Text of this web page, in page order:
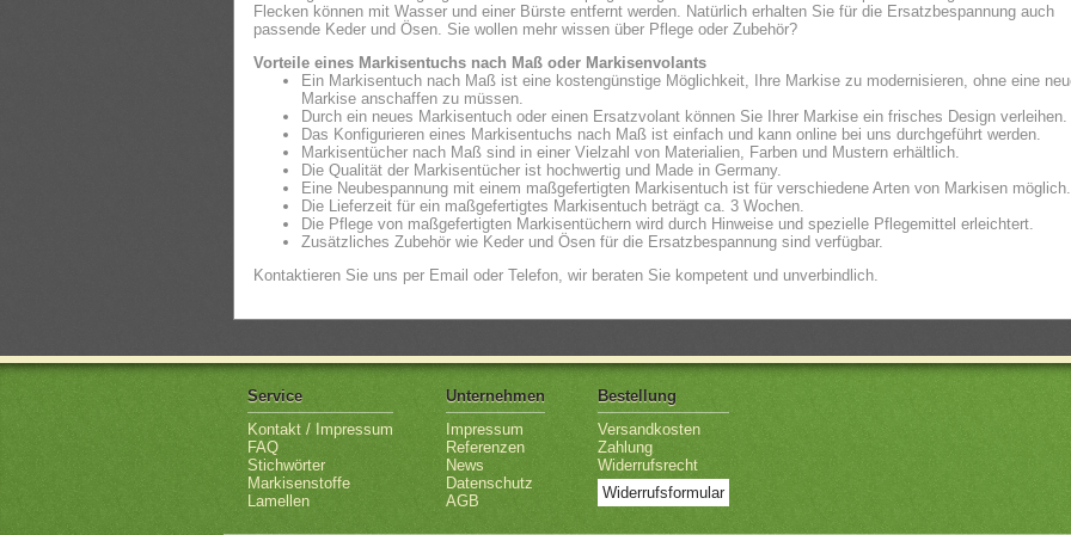
Flecken können mit Wasser und einer Bürste entfernt werden. Natürlich erhalten Sie für die Ersatzbespannung auch
passende Keder und Ösen. Sie wollen mehr wissen über Pflege oder Zubehör?
Vorteile eines Markisentuchs nach Maß oder Markisenvolants
Ein Markisentuch nach Maß ist eine kostengünstige Möglichkeit, Ihre Markise zu modernisieren, ohne eine
Markise anschaffen zu müssen.
Durch ein neues Markisentuch oder einen Ersatzvolant können Sie Ihrer Markise ein frisches Design verleihen.
Das Konfigurieren eines Markisentuchs nach Maß ist einfach und kann online bei uns durchgeführt werden.
Markisentücher nach Maß sind in einer Vielzahl von Materialien, Farben und Mustern erhältlich.
Die Qualität der Markisentücher ist hochwertig und Made in Germany.
Eine Neubespannung mit einem maßgefertigten Markisentuch ist für verschiedene Arten von Markisen möglich.
Die Lieferzeit für ein maßgefertigtes Markisentuch beträgt ca. 3 Wochen.
Die Pflege von maßgefertigten Markisentüchern wird durch Hinweise und spezielle Pflegemittel erleichtert.
Zusätzliches Zubehör wie Keder und Ösen für die Ersatzbespannung sind verfügbar.
Kontaktieren Sie uns per Email oder Telefon, wir beraten Sie kompetent und unverbindlich.
Service
Kontakt / Impressum
FAQ
Stichwörter
Markisenstoffe
Lamellen
Unternehmen
Impressum
Referenzen
News
Datenschutz
AGB
Bestellung
Versandkosten
Zahlung
Widerrufsrecht
Widerrufsformular